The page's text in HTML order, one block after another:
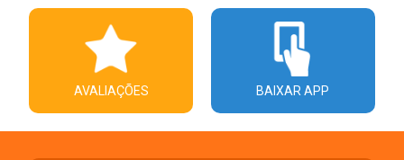
AVALIAÇÕES BAIXAR APP